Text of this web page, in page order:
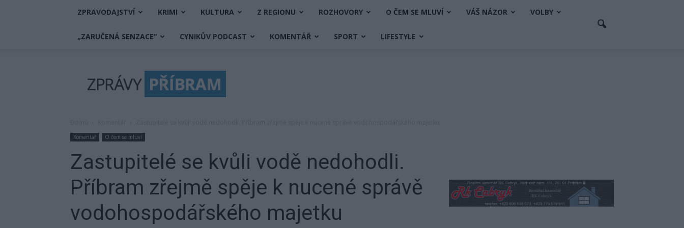
ZPRAVODAJSTVÍ KRIMI KULTURA Z REGIONU ROZHOVORY O ČEM SE MLUVÍ VÁŠ NÁZOR VOLBY
„ZARUČENÁ SENZACE“ CYNIKŮV PODCAST KOMENTÁŘ SPORT LIFESTYLE
Příbram
Komentář O čem se mluví
Zastupitelé se kvůli vodě nedohodli.
Příbram zřejmě spěje k nucené správě
vodohospodářského majetku